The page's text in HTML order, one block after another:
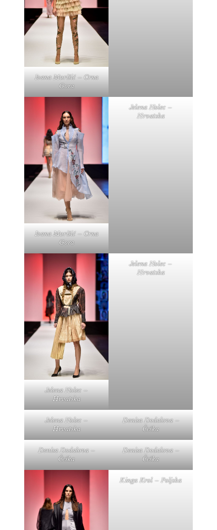
Ivana Murišić – Crna
Gora
Ivana Murišić – Crna
Gora
Jelena Holec –
Hrvatska
Jelena Holec –
Hrvatska
Jelena Holec –
Hrvatska
Jelena Holec –
Hrvatska
Denisa Dodalova –
Češka
Denisa Dodalova –
Češka
Denisa Dodalova –
Češka
Kinga Krol – Poljska